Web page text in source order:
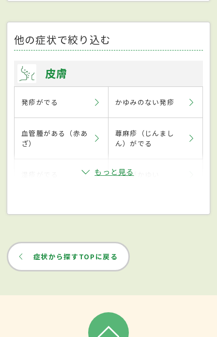
他の症状で絞り込む
皮膚
発疹がでる かゆみのない発疹
血管腫がある（赤あ
ざ）
蕁麻疹（じんまし
ん）がでる
皮膚がかゆい
もっと見る
症状から探すTOPに戻る